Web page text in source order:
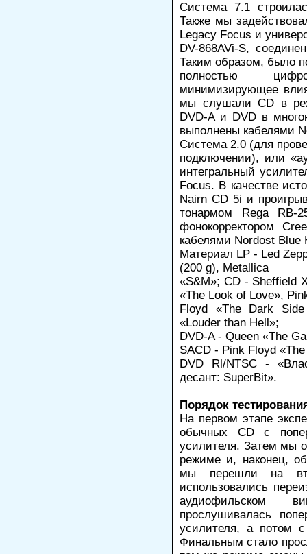
Система 7.1
Также мы
Legacy Focus и
DV-868AVi-S,
Таким образом, было
полностью
минимизирующее
мы слушали CD в
DVD-A и DVD в
выполнены кабелями
Система 2.0 (для
подключении), или
интегральный
Focus. В качестве
Nairn CD 5i и
тонармом Rega RB-
фонокорректором
кабелями Nordost Blue
Материал LP - Led
(200 g), Metallica
«S&M»; CD - Sheffield
«The Look of Love»,
Floyd «The Dark
«Louder than Hell»;
DVD-A - Queen «The
SACD - Pink Floyd
DVD Rl/NTSC -
десант: SuperBit».
Порядок
На первом этапе
обычных CD с
усилителя. Затем мы
режиме и, наконец,
мы перешли на
использовались
аудиофильском
прослушивалась
усилителя, а потом
Финальным стало